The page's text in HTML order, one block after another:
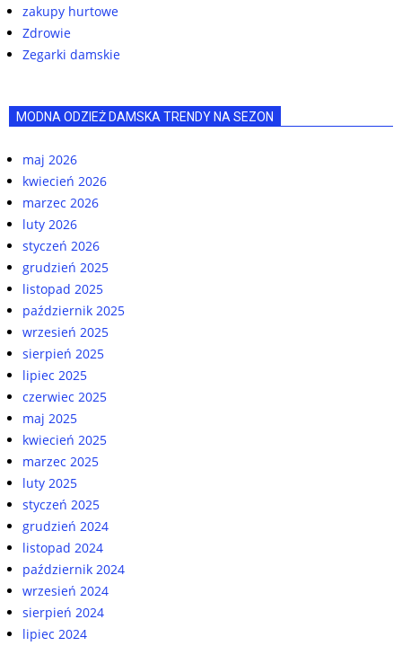
zakupy hurtowe
Zdrowie
Zegarki damskie
MODNA ODZIEŻ DAMSKA TRENDY NA SEZON
maj 2026
kwiecień 2026
marzec 2026
luty 2026
styczeń 2026
grudzień 2025
listopad 2025
październik 2025
wrzesień 2025
sierpień 2025
lipiec 2025
czerwiec 2025
maj 2025
kwiecień 2025
marzec 2025
luty 2025
styczeń 2025
grudzień 2024
listopad 2024
październik 2024
wrzesień 2024
sierpień 2024
lipiec 2024